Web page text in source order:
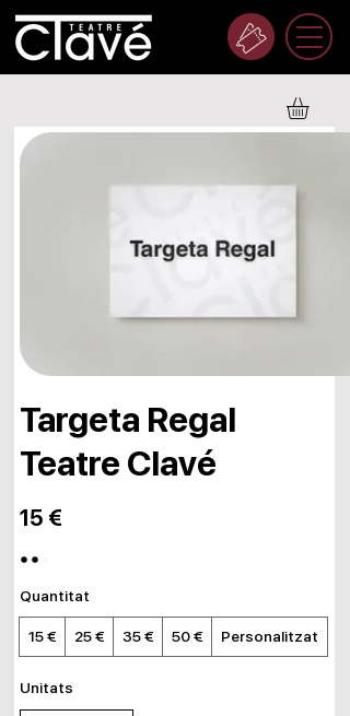
Targeta Regal
Teatre Clavé
15 €
Quantitat
15 € 25 € 35 € 50 € Personalitzat
Unitats